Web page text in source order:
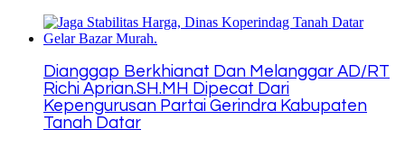
Dianggap Berkhianat Dan Melanggar AD/RT
Richi Aprian.SH.MH Dipecat Dari
Kepengurusan Partai Gerindra Kabupaten
Tanah Datar